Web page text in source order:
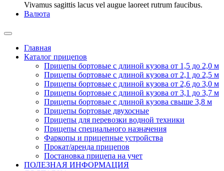
Vivamus sagittis lacus vel augue laoreet rutrum faucibus.
Валюта
Главная
Каталог прицепов
Прицепы бортовые с длиной кузова от 1,5 до 2,0 м
Прицепы бортовые с длиной кузова от 2,1 до 2,5 м
Прицепы бортовые с длиной кузова от 2,6 до 3,0 м
Прицепы бортовые с длиной кузова от 3,1 до 3,7 м
Прицепы бортовые с длиной кузова свыше 3,8 м
Прицепы бортовые двухосные
Прицепы для перевозки водной техники
Прицепы специального назначения
Фаркопы и прицепные устройства
Прокат/аренда прицепов
Постановка прицепа на учет
ПОЛЕЗНАЯ ИНФОРМАЦИЯ